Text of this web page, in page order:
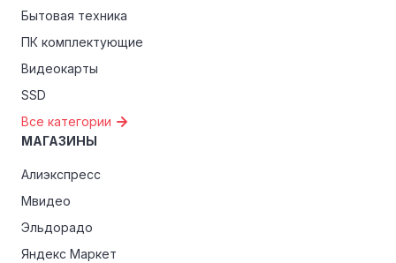
пенсионеров.
Бытовая техника
ПК комплектующие
Видеокарты
SSD
Все категории
МАГАЗИНЫ
Алиэкспресс
Мвидео
Эльдорадо
Яндекс Маркет